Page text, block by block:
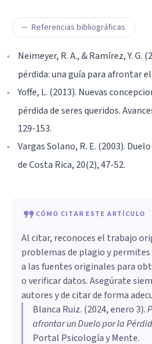
Referencias bibliográficas
Neimeyer, R. A., & Ramírez, Y. G.
pérdida: una guía para afrontar
Yoffe, L. (2013). Nuevas
pérdida de seres queridos.
129-153.
Vargas Solano, R. E. (2003).
de Costa Rica, 20(2), 47-52.
CÓMO CITAR ESTE ARTÍCULO
Al citar, reconoces el trabajo
problemas de plagio y
a las fuentes originales para
o verificar datos. Asegúrate
autores y de citar de forma
Blanca Ruiz. (2024, enero 3).
afrontar un Duelo por la
Portal Psicología y Mente.